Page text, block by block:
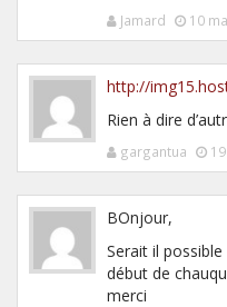
Jamard 10
http://
Rien à dire
gargantua
BOnjour,
Serait il
début de
merci